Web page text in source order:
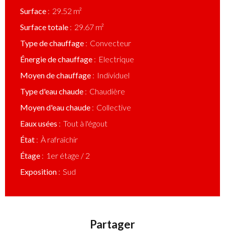
Surface
29.52 m²
Surface totale
29.67 m²
Type de chauffage
Convecteur
Énergie de chauffage
Electrique
Moyen de chauffage
Individuel
Type d'eau chaude
Chaudière
Moyen d'eau chaude
Collective
Eaux usées
Tout à l'égout
État
À rafraîchir
Étage
1er étage / 2
Exposition
Sud
Partager